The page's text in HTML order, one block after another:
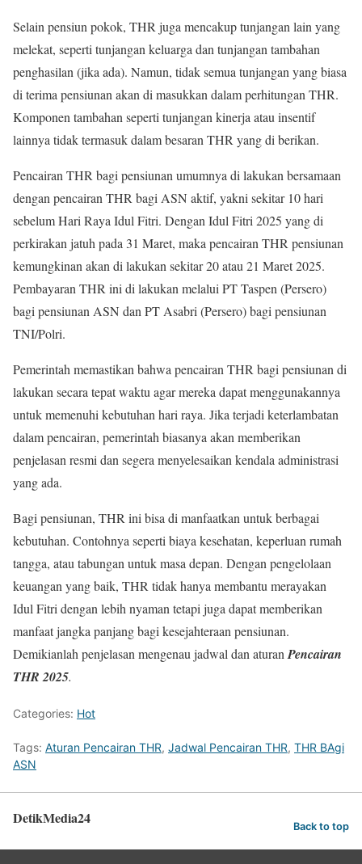
Selain pensiun pokok, THR juga mencakup tunjangan lain yang
melekat, seperti tunjangan keluarga dan tunjangan tambahan
penghasilan (jika ada). Namun, tidak semua tunjangan yang biasa
di terima pensiunan akan di masukkan dalam perhitungan THR.
Komponen tambahan seperti tunjangan kinerja atau insentif
lainnya tidak termasuk dalam besaran THR yang di berikan.
Pencairan THR bagi pensiunan umumnya di lakukan bersamaan
dengan pencairan THR bagi ASN aktif, yakni sekitar 10 hari
sebelum Hari Raya Idul Fitri. Dengan Idul Fitri 2025 yang di
perkirakan jatuh pada 31 Maret, maka pencairan THR pensiunan
kemungkinan akan di lakukan sekitar 20 atau 21 Maret 2025.
Pembayaran THR ini di lakukan melalui PT Taspen (Persero)
bagi pensiunan ASN dan PT Asabri (Persero) bagi pensiunan
TNI/Polri.
Pemerintah memastikan bahwa pencairan THR bagi pensiunan di
lakukan secara tepat waktu agar mereka dapat menggunakannya
untuk memenuhi kebutuhan hari raya. Jika terjadi keterlambatan
dalam pencairan, pemerintah biasanya akan memberikan
penjelasan resmi dan segera menyelesaikan kendala administrasi
yang ada.
Bagi pensiunan, THR ini bisa di manfaatkan untuk berbagai
kebutuhan. Contohnya seperti biaya kesehatan, keperluan rumah
tangga, atau tabungan untuk masa depan. Dengan pengelolaan
keuangan yang baik, THR tidak hanya membantu merayakan
Idul Fitri dengan lebih nyaman tetapi juga dapat memberikan
manfaat jangka panjang bagi kesejahteraan pensiunan.
Demikianlah penjelasan mengenau jadwal dan aturan Pencairan
THR 2025.
Categories: Hot
Tags: Aturan Pencairan THR, Jadwal Pencairan THR, THR BAgi
ASN
DetikMedia24 Back to top